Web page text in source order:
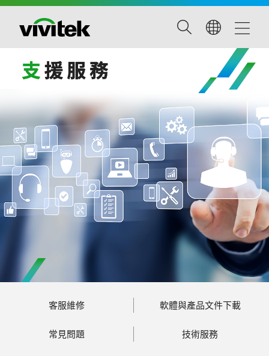
客服維修 軟體與產品文件下載
常見問題 技術服務